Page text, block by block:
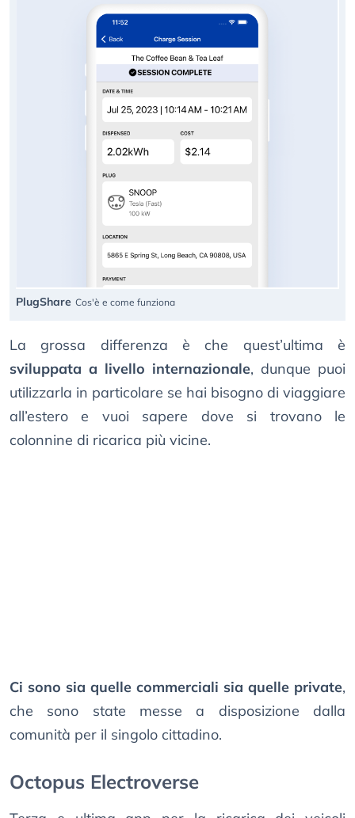
PlugShare Cos'è e come funziona
La grossa differenza è che quest’ultima è
sviluppata a livello internazionale, dunque puoi
utilizzarla in particolare se hai bisogno di viaggiare
all’estero e vuoi sapere dove si trovano le
colonnine di ricarica più vicine.
Ci sono sia quelle commerciali sia quelle private,
che sono state messe a disposizione dalla
comunità per il singolo cittadino.
Octopus Electroverse